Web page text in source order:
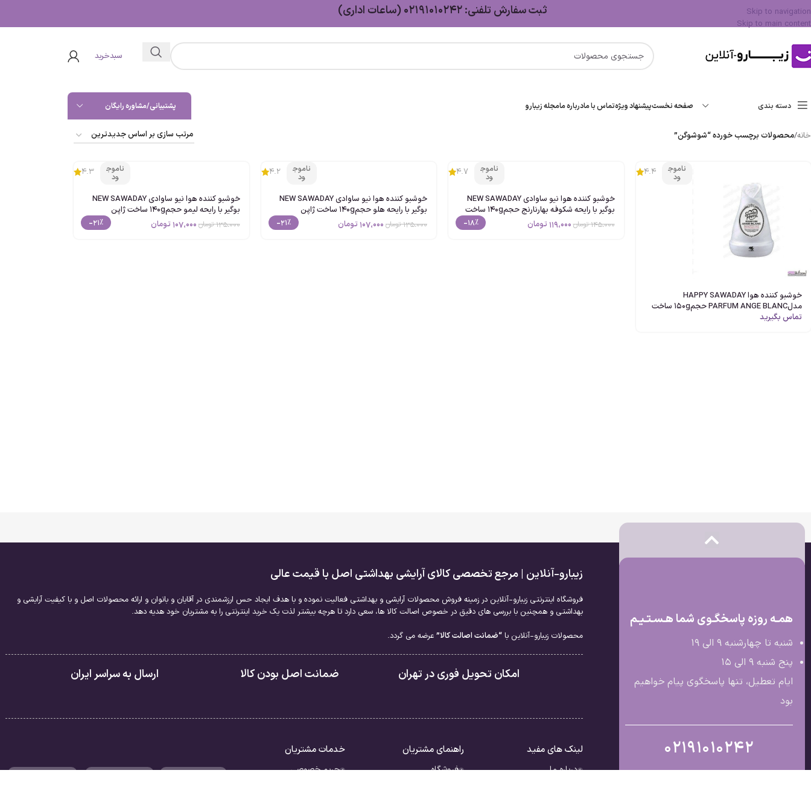
Skip to navigation
Skip to main content
ثبت سفارش تلفنی: 02191010242 (ساعات اداری)
سبدخرید
دسته بندی صفحه نخستپیشنهاد ویژهتماس با مادرباره مامجله زیبارو پشتیبانی/مشاوره رایگان
خانه/محصولات برچسب خورده “شوشوگن”
ناموج
ود 4.4
خوشبو کننده هوا HAPPY SAWADAY
مدلPARFUM ANGE BLANC حجم150g ساخت
ژاپن
تماس بگیرید
ناموج
ود 4.7
خوشبو کننده هوا نیو ساوادی NEW SAWADAY
بوگیر با رایحه شکوفه بهارنارنج حجم140g ساخت
ژاپن
145،000 تومان119،000 تومان -18%
ناموج
ود 4.2
خوشبو کننده هوا نیو ساوادی NEW SAWADAY
بوگیر با رایحه هلو حجم140g ساخت ژاپن
135،000 تومان 107،000 تومان -21%
ناموج
ود 4.3
خوشبو کننده هوا نیو ساوادی NEW SAWADAY
بوگیر با رایحه لیمو حجم140g ساخت ژاپن
135،000 تومان107،000 تومان -21%
همـه روزه پاسخگـوی شما هـسـتـیـم
شنبه تا چهارشنبه 9 الی ۱۹
پنج شنبه 9 الی ۱۵
ایام تعطیل، تنها پاسخگوی پیام خواهیم
بود
02191010242
زیبارو-آنلاین | مرجع تخصصی کالای آرایشی بهداشتی اصل با قیمت عالی
فروشگاه اینترنتی زیبارو-آنلاین در زمینه فروش محصولات آرایشی و بهداشتی فعالیت نموده و با هدف ایجاد حس ارزشمندی در آقایان و بانوان و ارائه محصولات اصل و با کیفیت آرایشی و
بهداشتی و همچنین با بررسی های دقیق در خصوص اصالت کالا ها، سعی دارد تا هرچه بیشتر لذت یک خرید اینترنتی را به مشتریان خود هدیه دهد.
محصولات زیبارو-آنلاین با“ضمانت اصالت کالا” عرضه می گردد.
امکان تحویل فوری در تهران ضمانت اصل بودن کالا ارسال به سراسر ایران
لینک های مفید
درباره ما
راهنمای مشتریان
فروشگاه
خدمات مشتریان
حریم خصوصی